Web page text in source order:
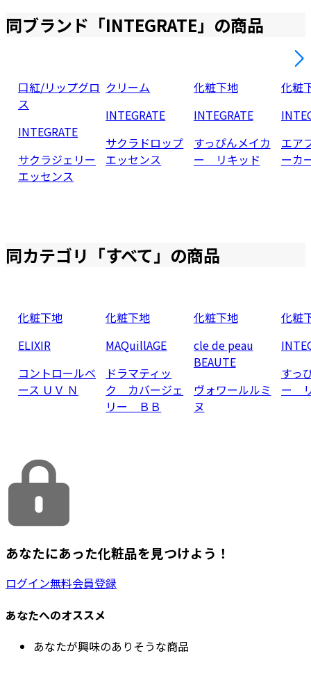
同ブランド「INTEGRATE」の商品
口紅/リップグロ
ス
INTEGRATE
サクラジェリー
エッセンス
クリーム
INTEGRATE
サクラドロップ
エッセンス
化粧下地
INTEGRATE
すっぴんメイカ
ー リキッド
化粧
エア
ーカ
同カテゴリ「すべて」の商品
化粧下地
ELIXIR
コントロールベ
ース ＵＶ Ｎ
化粧下地
MAQuillAGE
ドラマティッ
ク カバージェ
リー ＢＢ
化粧下地
cle de peau
BEAUTE
ヴォワールルミ
ヌ
化粧
すっ
ー
あなたにあった化粧品を見つけよう！
ログイン無料会員登録
あなたへのオススメ
あなたが興味のありそうな商品